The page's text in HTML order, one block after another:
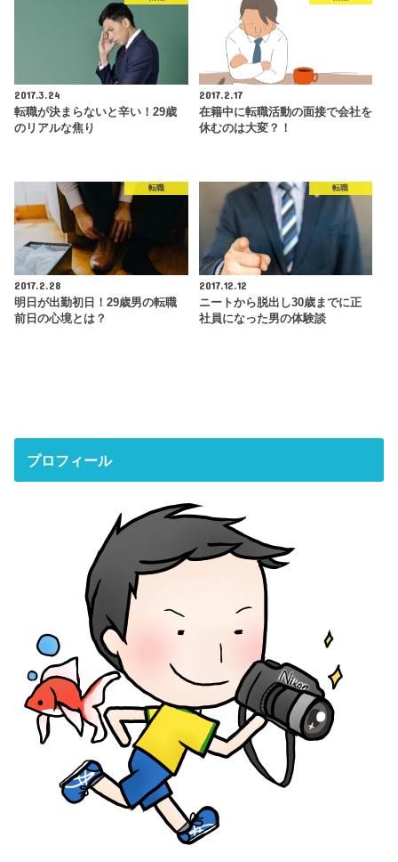
2017.3.24
転職が決まらないと辛い！29歳
のリアルな焦り
2017.2.17
在籍中に転職活動の面接で会社を
休むのは大変？！
転職
2017.2.28
明日が出勤初日！29歳男の転職
前日の心境とは？
転職
2017.12.12
ニートから脱出し30歳までに正
社員になった男の体験談
プロフィール